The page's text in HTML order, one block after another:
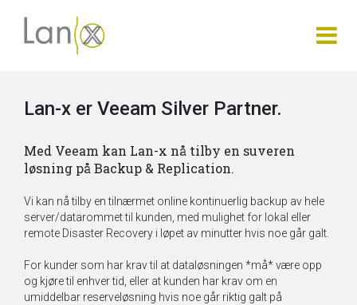
Lan-x er Veeam Silver Partner.
Med Veeam kan Lan-x nå tilby en suveren
løsning på Backup & Replication.
Vi kan nå tilby en tilnærmet online kontinuerlig backup av hele
server/datarommet til kunden, med mulighet for lokal eller
remote Disaster Recovery i løpet av minutter hvis noe går galt.
For kunder som har krav til at dataløsningen *må* være opp
og kjøre til enhver tid, eller at kunden har krav om en
umiddelbar reserveløsning hvis noe går riktig galt på